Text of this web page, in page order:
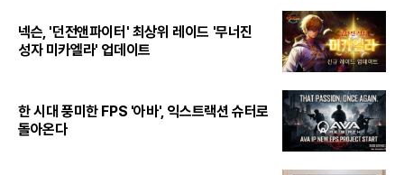
넥슨, '던전앤파이터' 최상위 레이드 '무너진
성자 미카엘라' 업데이트
한 시대 풍미한 FPS '아바', 익스트랙션 슈터로
돌아온다